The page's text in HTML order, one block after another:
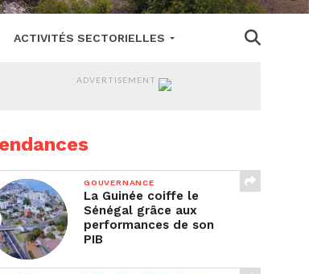
ACTIVITÉS SECTORIELLES
ADVERTISEMENT
GOUVERNANCE
La Guinée coiffe le
Sénégal grâce aux
performances de son
PIB